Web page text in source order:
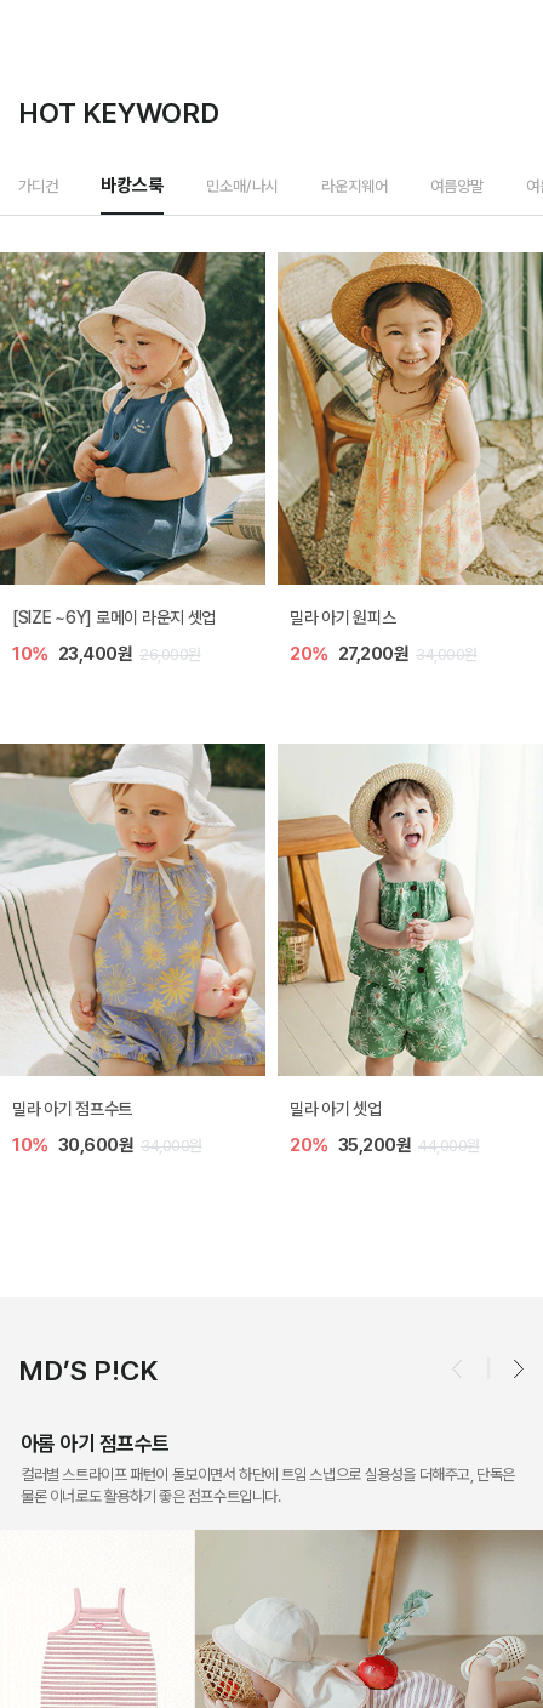
HOT KEYWORD
가디건 바캉스룩 민소매/나시 라운지웨어 여름양말
엘리오 아기 블라우스
20% 21,600원 27,000원
엘로디 니트 아기 뷔스티에
20% 21,600원 27,000원
토닉 아기 민소매 티셔츠
20% 11,200원 14,000원
베티 니트 아기 민소매 티셔츠
10% 24,300원 27,000원
MD’S P!CK
아롬 아기 점프수트
컬러별 스트라이프 패턴이 돋보이면서 하단에 트임 스냅으로 실용성을 더해주고, 단독은
물론 이너로도 활용하기 좋은 점프수트입니다.